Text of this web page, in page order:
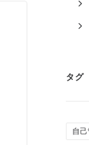
タグ
自